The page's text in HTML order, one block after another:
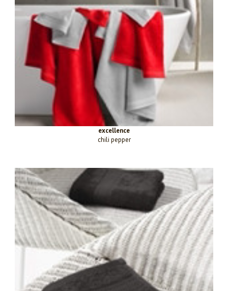
excellence
chili pepper